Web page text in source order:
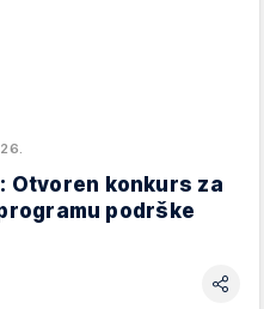
Otvoren konkurs za
podrške